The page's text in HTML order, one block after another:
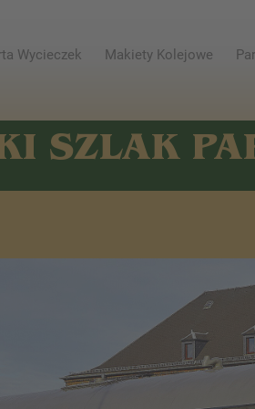
Wycieczek Makiety Kolejowe
SZLAK